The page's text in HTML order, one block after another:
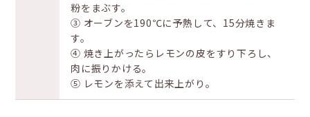
粉をまぶす。
③ オーブンを190℃に予熱して、15分焼きま
す。
④ 焼き上がったらレモンの皮をすり下ろし、
肉に振りかける。
⑤ レモンを添えて出来上がり。